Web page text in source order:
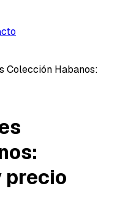
Colección Habanos:
precio